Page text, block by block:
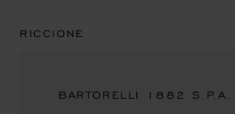
RICCIONE
BARTORELLI 1882 S.P.A.